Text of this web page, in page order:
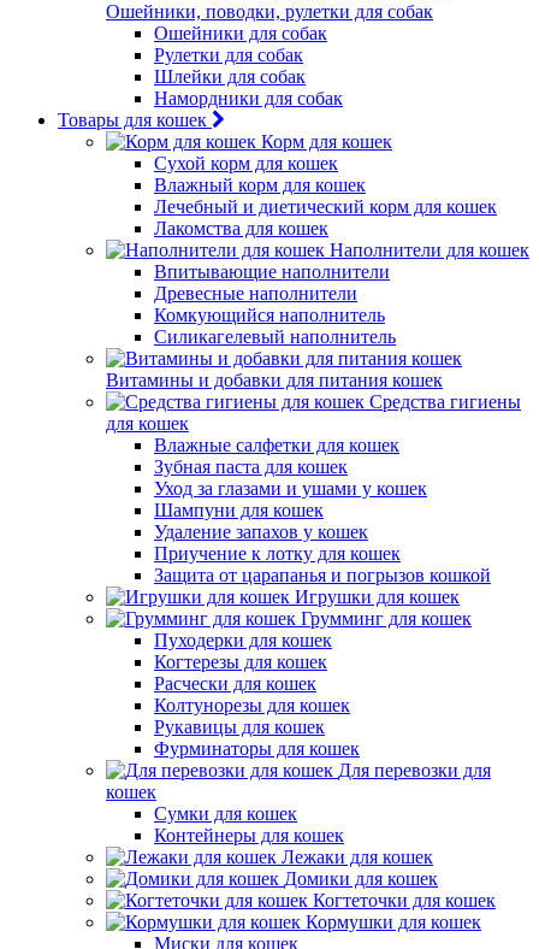
Ошейники, поводки, рулетки для собак
Ошейники для собак
Рулетки для собак
Шлейки для собак
Намордники для собак
Товары для кошек
Корм для кошек
Сухой корм для кошек
Влажный корм для кошек
Лечебный и диетический корм для кошек
Лакомства для кошек
Наполнители для кошек
Впитывающие наполнители
Древесные наполнители
Комкующийся наполнитель
Силикагелевый наполнитель
Витамины и добавки для питания кошек
Средства гигиены
для кошек
Влажные салфетки для кошек
Зубная паста для кошек
Уход за глазами и ушами у кошек
Шампуни для кошек
Удаление запахов у кошек
Приучение к лотку для кошек
Защита от царапанья и погрызов кошкой
Игрушки для кошек
Грумминг для кошек
Пуходерки для кошек
Когтерезы для кошек
Расчески для кошек
Колтунорезы для кошек
Рукавицы для кошек
Фурминаторы для кошек
Для перевозки для
кошек
Сумки для кошек
Контейнеры для кошек
Лежаки для кошек
Домики для кошек
Когтеточки для кошек
Кормушки для кошек
Миски для кошек